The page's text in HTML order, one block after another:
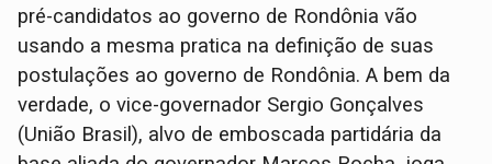
pré-candidatos ao governo de Rondônia vão
usando a mesma pratica na definição de suas
postulações ao governo de Rondônia. A bem da
verdade, o vice-governador Sergio Gonçalves
(União Brasil), alvo de emboscada partidária da